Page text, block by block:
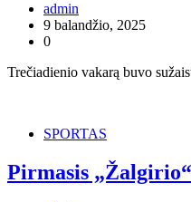
admin
9 balandžio, 2025
0
Trečiadienio vakarą buvo
SPORTAS
Pirmasis